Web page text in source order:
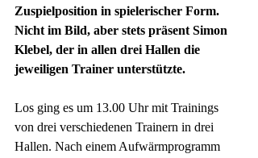
Zuspielposition in spielerischer Form.
Nicht im Bild, aber stets präsent Simon
Klebel, der in allen drei Hallen die
jeweiligen Trainer unterstützte.
Los ging es um 13.00 Uhr mit Trainings
von drei verschiedenen Trainern in drei
Hallen. Nach einem Aufwärmprogramm